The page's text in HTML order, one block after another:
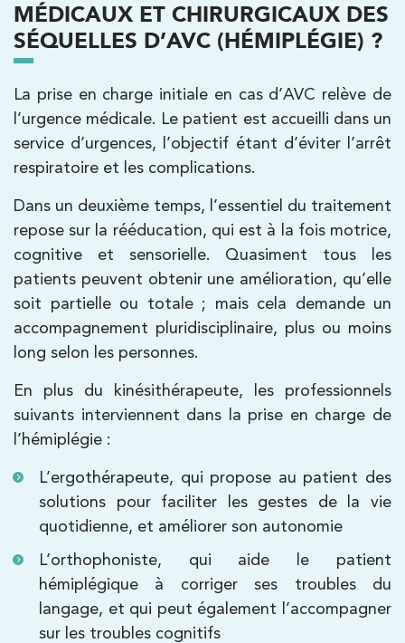
MÉDICAUX ET CHIRURGICAUX DES
SÉQUELLES D’AVC (HÉMIPLÉGIE) ?
La prise en charge initiale en cas d’AVC relève de
l’urgence médicale. Le patient est accueilli dans un
service d’urgences, l’objectif étant d’éviter l’arrêt
respiratoire et les complications.
Dans un deuxième temps, l’essentiel du traitement
repose sur la rééducation, qui est à la fois motrice,
cognitive et sensorielle. Quasiment tous les
patients peuvent obtenir une amélioration, qu’elle
soit partielle ou totale ; mais cela demande un
accompagnement pluridisciplinaire, plus ou moins
long selon les personnes.
En plus du kinésithérapeute, les professionnels
suivants interviennent dans la prise en charge de
l’hémiplégie :
L’ergothérapeute, qui propose au patient des
solutions pour faciliter les gestes de la vie
quotidienne, et améliorer son autonomie
L’orthophoniste, qui aide le patient
hémiplégique à corriger ses troubles du
langage, et qui peut également l’accompagner
sur les troubles cognitifs
74 Bd Haussmann 75008 Paris
PRENDRE RDV
PRENDRE RDV
IK Morangis – 91
85 Av. de Balzac 91420 Morangis
85 Av. de Balzac 91420 Morangis
01 64 48 35 84
PRENDRE RDV
Kinésithérapie Balnéothérapie
IK Meudon – 92
8 Rue de Paris 92190 Meudon
8 Rue de Paris 92190 Meudon
01 40 95 01 09
PRENDRE RDV
PRENDRE RDV
Kinésithérapie